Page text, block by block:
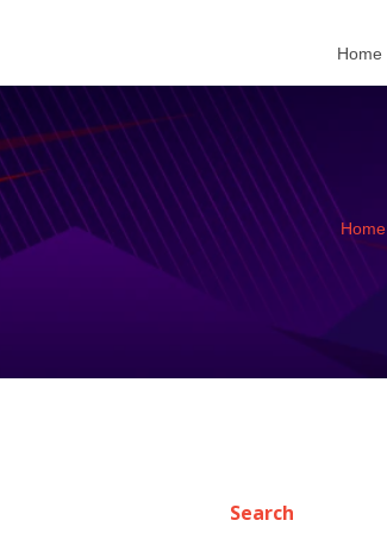
Home
Home
Search